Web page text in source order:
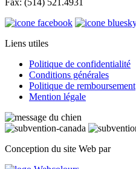
Fax: (514) 521.4931
Liens utiles
Politique de confidentialité
Conditions générales
Politique de remboursement
Mention légale
Conception du site Web par